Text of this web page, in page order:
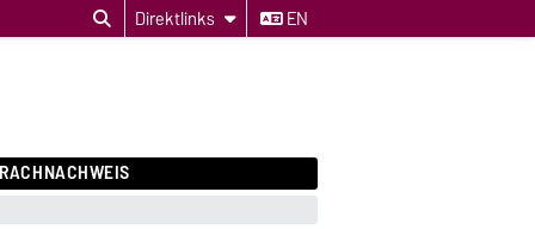
Direktlinks EN